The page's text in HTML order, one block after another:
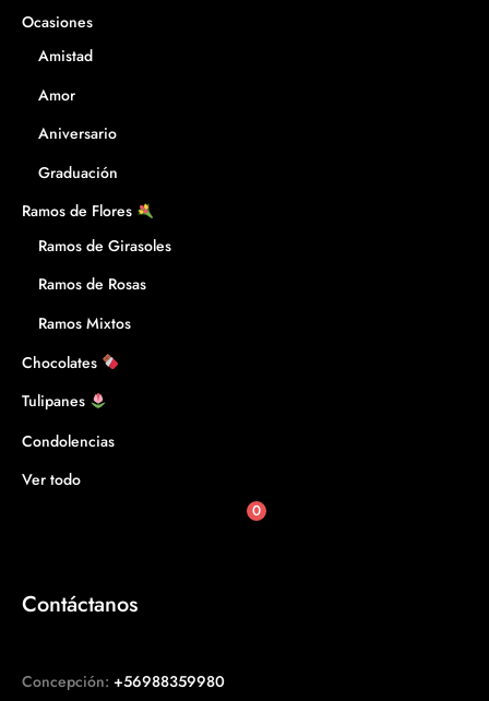
Ocasiones
Amistad
Amor
Aniversario
Graduación
Ramos de Flores
Ramos de Girasoles
Ramos de Rosas
Ramos Mixtos
Chocolates
Tulipanes
Condolencias
Ver todo
0
Contáctanos
Concepción: +56988359980